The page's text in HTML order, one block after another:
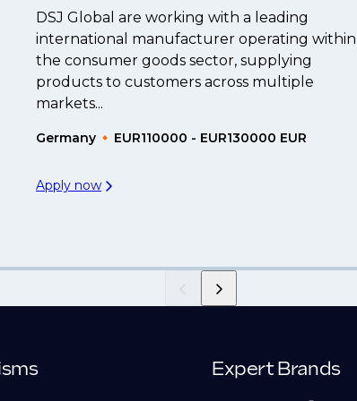
DSJ Global are working with a leading
international manufacturer operating within
the consumer goods sector, supplying
products to customers across multiple
markets...
Germany EUR110000 - EUR130000 EUR
Apply now
Expert Brands